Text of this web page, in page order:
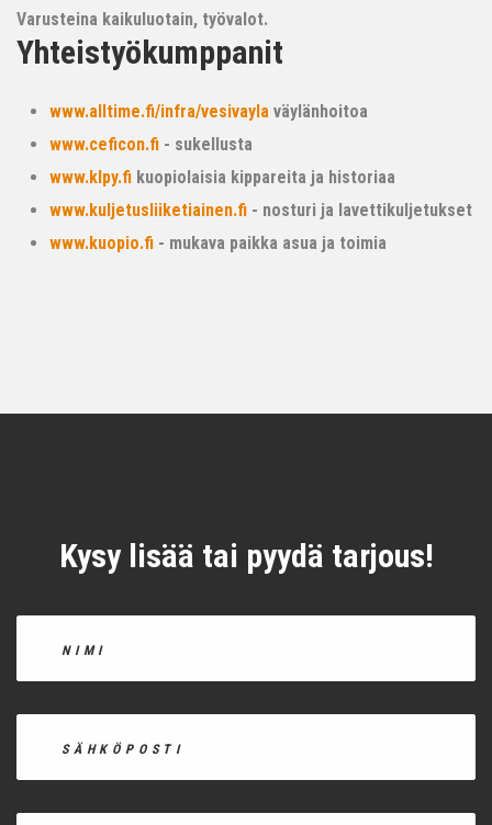
Varusteina kaikuluotain, työvalot.
Yhteistyökumppanit
www.alltime.fi/infra/vesivayla väylänhoitoa
www.ceficon.fi - sukellusta
www.klpy.fi kuopiolaisia kippareita ja historiaa
www.kuljetusliiketiainen.fi - nosturi ja lavettikuljetukset
www.kuopio.fi - mukava paikka asua ja toimia
Kysy lisää tai pyydä tarjous!